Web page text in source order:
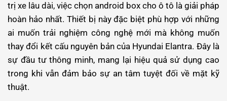
trị xe lâu dài, việc chọn android box cho ô tô là giải pháp
hoàn hảo nhất. Thiết bị này đặc biệt phù hợp với những
ai muốn trải nghiệm công nghệ mới mà không muốn
thay đổi kết cấu nguyên bản của Hyundai Elantra. Đây là
sự đầu tư thông minh, mang lại hiệu quả sử dụng cao
trong khi vẫn đảm bảo sự an tâm tuyệt đối về mặt kỹ
thuật.